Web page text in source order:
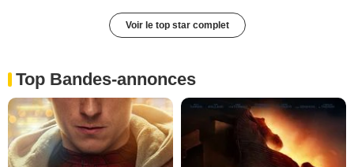
Voir le top star complet
Top Bandes-annonces